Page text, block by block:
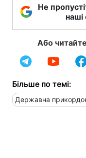
Не
наші
Або
Більше по темі:
Державна